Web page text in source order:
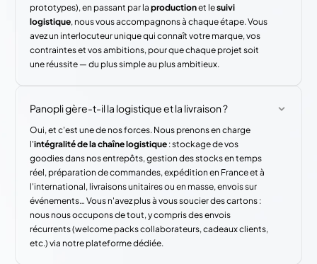
prototypes), en passant par laproductionet lesuivi
logistique, nous vous accompagnons à chaque étape. Vous
avez un interlocuteur unique qui connaît votre marque, vos
contraintes et vos ambitions, pour que chaque projet soit
une réussite — du plus simple au plus ambitieux.
Panopli gère-t-il la logistique et la livraison ?
Oui, et c'est une de nos forces. Nous prenons en charge
l'intégralité de la chaîne logistique : stockage de vos
goodies dans nos entrepôts, gestion des stocks en temps
réel, préparation de commandes, expédition en France et à
l'international, livraisons unitaires ou en masse, envois sur
événements… Vous n'avez plus à vous soucier des cartons :
nous nous occupons de tout, y compris des envois
récurrents (welcome packs collaborateurs, cadeaux clients,
etc.) via notre plateforme dédiée.